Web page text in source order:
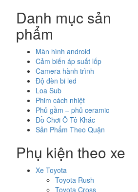
Danh mục sản
phẩm
Màn hình android
Cảm biến áp suất lốp
Camera hành trình
Độ đèn bi led
Loa Sub
Phim cách nhiệt
Phủ gầm – phủ ceramic
Đồ Chơi Ô Tô Khác
Sản Phẩm Theo Quận
Phụ kiện theo xe
Xe Toyota
Toyota Rush
Toyota Cross